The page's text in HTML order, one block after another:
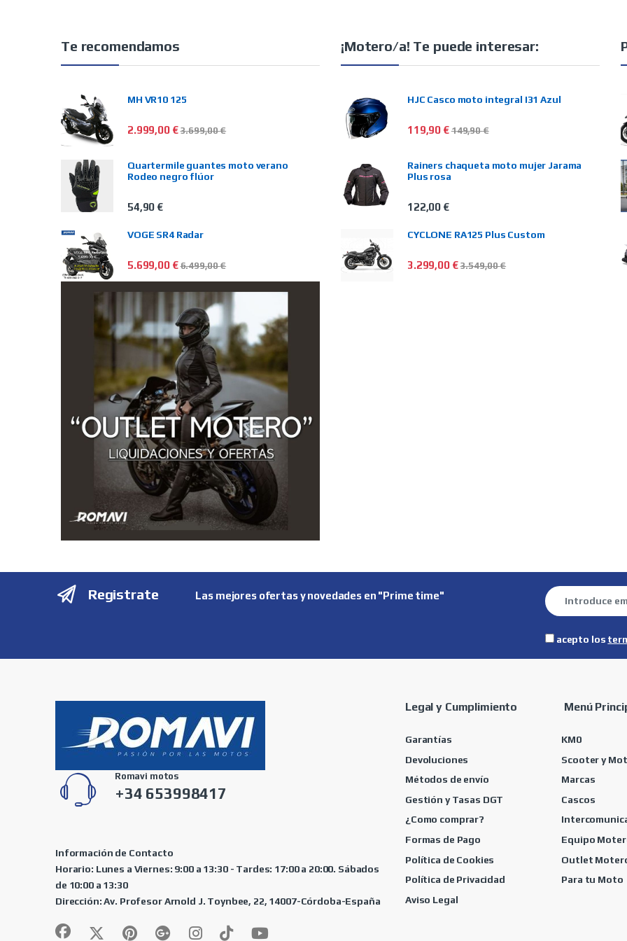
Te recomendamos
MH VR10 125
2.999,00 €3.699,00€
Quartermile guantes moto verano
Rodeo negro flúor
54,90 €
VOGE SR4 Radar
5.699,00 €6.499,00€
¡Motero/a! Te puede interesar:
HJC Casco moto integral I31 Azul
119,90 €149,90€
Rainers chaqueta moto mujer Jarama
Plus rosa
122,00 €
CYCLONE RA125 Plus Custom
3.299,00 €3.549,00€
Registrate Las mejores ofertas y novedades en "Prime time"
acepto los
Romavi motos
+34 653998417
Información de Contacto
Horario: Lunes a Viernes: 9:00 a 13:30 - Tardes: 17:00 a 20:00. Sábados
de 10:00 a 13:30
Dirección: Av. Profesor Arnold J. Toynbee, 22, 14007-Córdoba-España
Legal y Cumplimiento
Garantías
Devoluciones
Métodos de envío
Gestión y Tasas DGT
¿Como comprar?
Formas de Pago
Política de Cookies
Política de Privacidad
Aviso Legal
Menú
KM0
Scooter y
Marcas
Cascos
Equipo
Outlet
Para tu Moto